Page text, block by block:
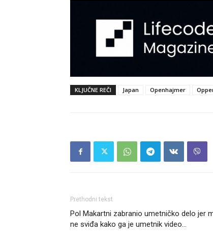
KLJUČNE REČI Japan Openhajmer
Prethodni tekst
Pol Makartni zabranio umetničko delo jer
ne sviđa kako ga je umetnik video…